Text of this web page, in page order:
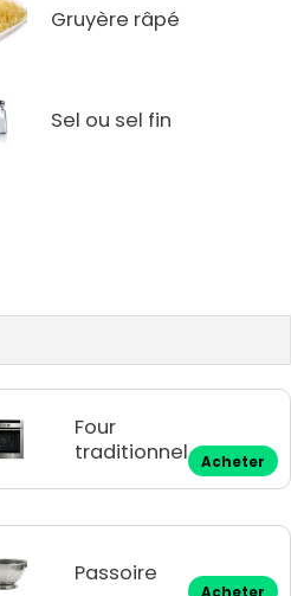
Gruyère râpé
Sel ou sel fin
Four
traditionnel
Acheter
Passoire